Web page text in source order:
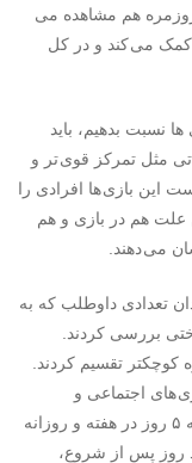
هم مشاهده می
کمک می کند و در کل
ها نسبت بدهیم، باید
مثل تمرکز قوی تر و
این بازی ها افرادی را
علت هم در بازی و هم
می دهند.
تعدادی داوطلب که به
بررسی کردند.
تقسیم کردند.
های اجتماعی و
غیراکشن پرداختند. افراد هر گروه ملزم بودند که ۵ روز در هفته و روزانه
روز پس از شروع،